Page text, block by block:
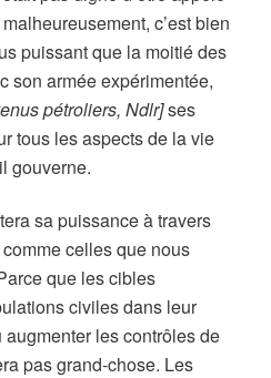
c’est bien
puissant que la moitié des
son armée expérimentée,
pétroliers, Ndlr]ses
tous les aspects de la vie
gouverne.
sa puissance à travers
celles que nous
que les cibles
civiles dans leur
les contrôles de
pas grand-chose. Les